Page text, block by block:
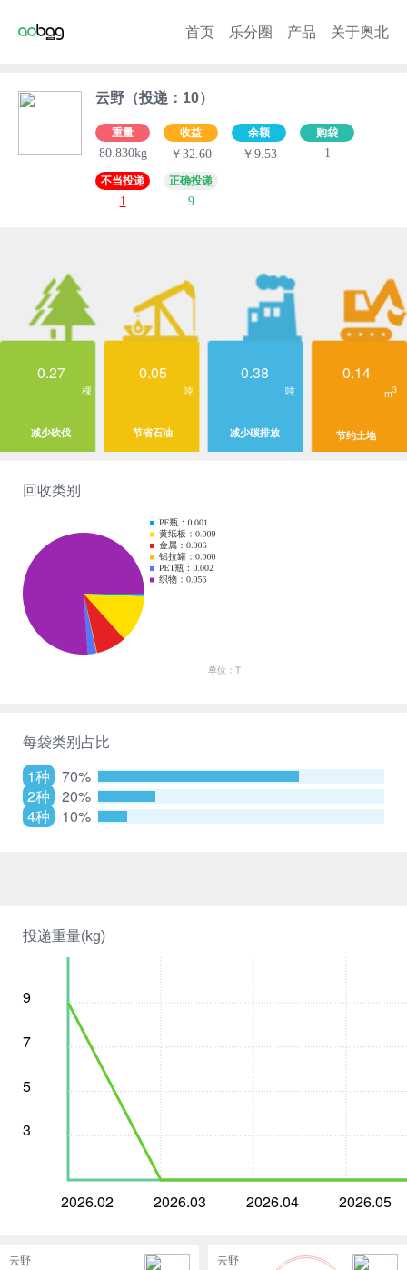
首页 乐分圈 产品 关于奥北
云野（投递：10）
重量
80.830kg
收益
￥32.60
余额
￥9.53
购袋
1
不当投递
1
正确投递
9
投递重量(kg)
9
7
5
3
2026.02 2026.03 2026.04 2026.05
云野
云野
0.27
棵
减少砍伐
0.05
吨
节省石油
0.38
吨
减少碳排放
0.14
m3
节约土地
回收类别
每袋类别占比
1种
70%
2种
20%
4种
10%